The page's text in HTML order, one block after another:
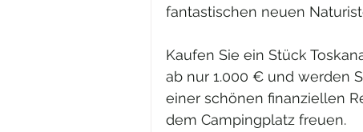
fantastischen neuen
Kaufen Sie ein Stück
ab nur 1.000 € und werden
einer schönen finanziellen
dem Campingplatz freuen.